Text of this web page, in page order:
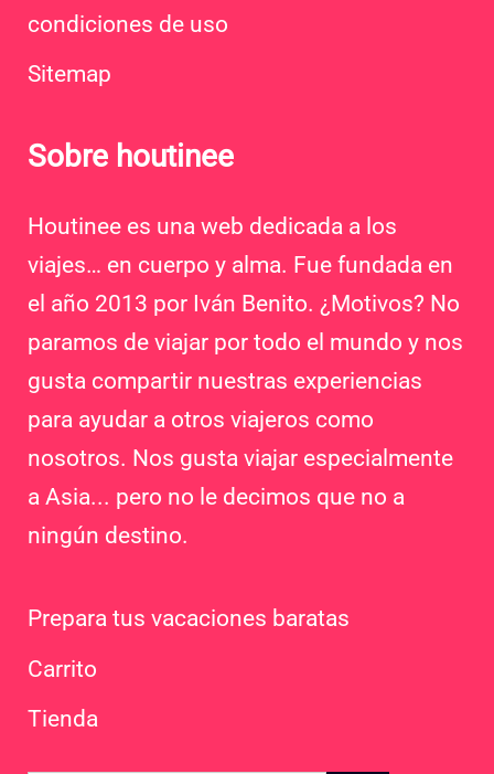
condiciones de uso
Sitemap
Sobre houtinee
Houtinee es una web dedicada a los
viajes… en cuerpo y alma. Fue fundada en
el año 2013 por Iván Benito. ¿Motivos? No
paramos de viajar por todo el mundo y nos
gusta compartir nuestras experiencias
para ayudar a otros viajeros como
nosotros. Nos gusta viajar especialmente
a Asia... pero no le decimos que no a
ningún destino.
Prepara tus vacaciones baratas
Carrito
Tienda